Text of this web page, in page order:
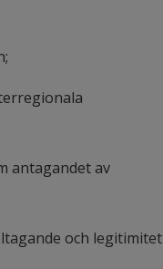
antagandet av
och legitimitet